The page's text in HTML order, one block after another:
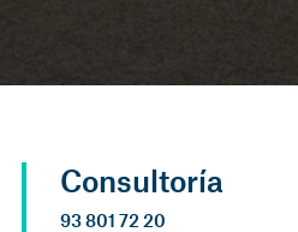
Consultoría
93 801 72 20